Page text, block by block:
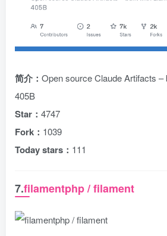
简介： Open source Claude Artifacts –
405B
Star： 4747
Fork： 1039
Today stars： 111
7.filamentphp / filament